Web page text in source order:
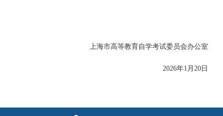
上海市高等教育自学考试委员会办公室
2026年1月20日